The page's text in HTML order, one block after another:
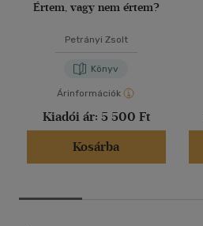
Értem, vagy nem értem?
Petrányi Zsolt
Könyv
Árinformációk
Kiadói ár: 5 500 Ft
Kosárba